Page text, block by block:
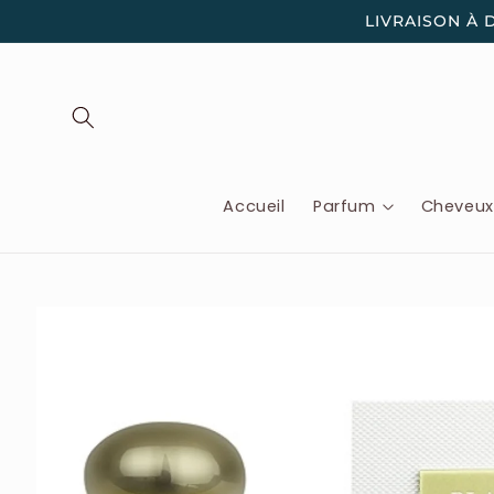
au
LIVRAISON À
Accueil Parfum Cheveux